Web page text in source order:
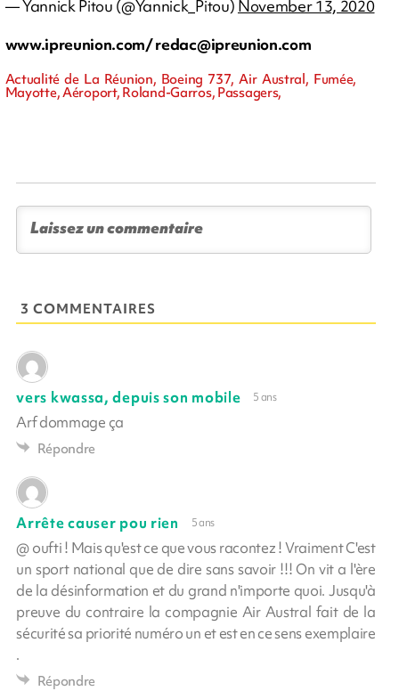
— Yannick Pitou (@Yannick_Pitou) November 13, 2020
www.ipreunion.com/redac@ipreunion.com
Actualité de La Réunion, Boeing 737, Air Austral, Fumée,
Mayotte, Aéroport, Roland-Garros, Passagers,
3 COMMENTAIRES
vers kwassa, depuis son mobile 5 ans
Arf dommage ça
Répondre
Arrête causer pou rien 5 ans
@ oufti ! Mais qu'est ce que vous racontez ! Vraiment C'est
un sport national que de dire sans savoir !!! On vit a l'ère
de la désinformation et du grand n'importe quoi. Jusqu'à
preuve du contraire la compagnie Air Austral fait de la
sécurité sa priorité numéro un et est en ce sens exemplaire
.
Répondre